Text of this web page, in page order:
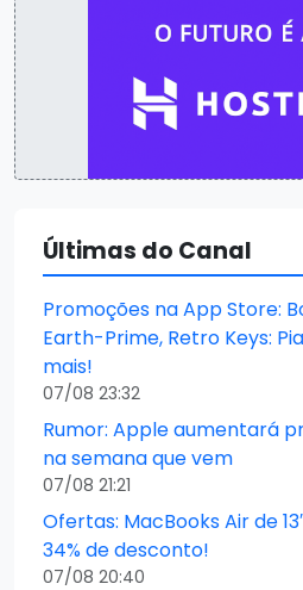
Últimas do Canal
Promoções na App Store:
Earth-Prime, Retro Keys:
mais!
07/08 23:32
Rumor: Apple aumentará
na semana que vem
07/08 21:21
Ofertas: MacBooks Air de
34% de desconto!
07/08 20:40